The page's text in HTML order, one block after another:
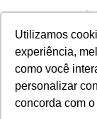
Utilizamos
experiência,
como você
personalizar
concorda com
Mochila
300D